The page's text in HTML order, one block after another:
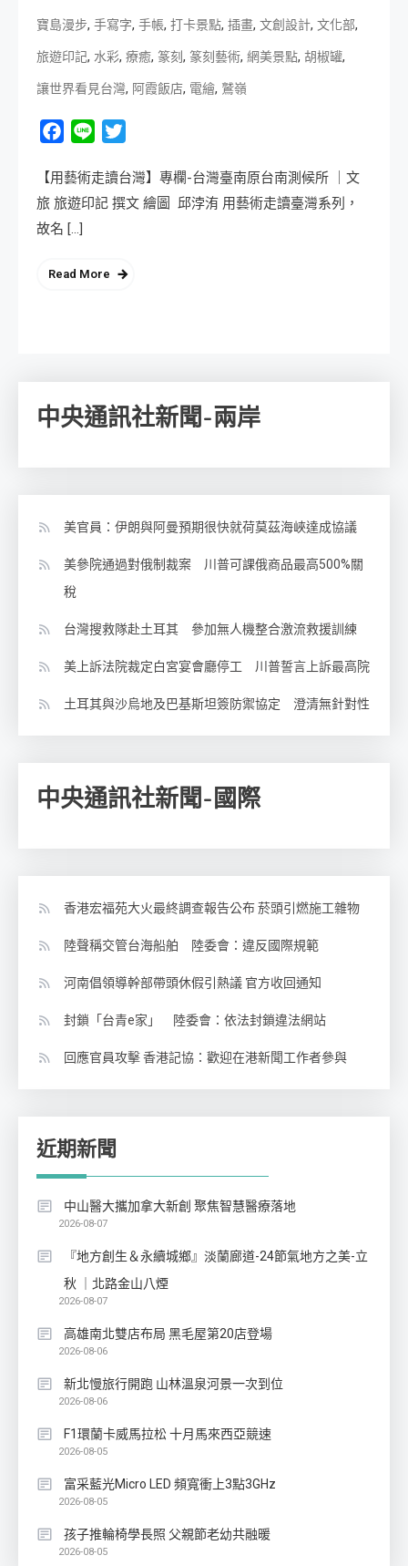
寶島漫步, 手寫字, 手帳, 打卡景點, 插畫, 文創設計, 文化部,
旅遊印記, 水彩, 療癒, 篆刻, 篆刻藝術, 網美景點, 胡椒罐,
讓世界看見台灣, 阿霞飯店, 電繪, 鷲嶺
Facebook
Line
【用藝術走讀台灣】專欄-台灣臺南原台南測候所 ｜文
旅 旅遊印記 撰文 繪圖 邱浡洧 用藝術走讀臺灣系列，
故名 […]
Read More
中央通訊社新聞-兩岸
美官員：伊朗與阿曼預期很快就荷莫茲海峽達成協議
美參院通過對俄制裁案 川普可課俄商品最高500%關
稅
台灣搜救隊赴土耳其 參加無人機整合激流救援訓練
美上訴法院裁定白宮宴會廳停工 川普誓言上訴最高院
土耳其與沙烏地及巴基斯坦簽防禦協定 澄清無針對性
中央通訊社新聞-國際
香港宏福苑大火最終調查報告公布 菸頭引燃施工雜物
陸聲稱交管台海船舶 陸委會：違反國際規範
河南倡領導幹部帶頭休假引熱議 官方收回通知
封鎖「台青e家」 陸委會：依法封鎖違法網站
回應官員攻擊 香港記協：歡迎在港新聞工作者參與
近期新聞
中山醫大攜加拿大新創 聚焦智慧醫療落地
2026-08-07
『地方創生＆永續城鄉』淡蘭廊道-24節氣地方之美-立
秋 ｜北路金山八煙
2026-08-07
高雄南北雙店布局 黑毛屋第20店登場
2026-08-06
新北慢旅行開跑 山林溫泉河景一次到位
2026-08-06
F1環蘭卡威馬拉松 十月馬來西亞競速
2026-08-05
富采藍光Micro LED 頻寬衝上3點3GHz
2026-08-05
孩子推輪椅學長照 父親節老幼共融暖
2026-08-05